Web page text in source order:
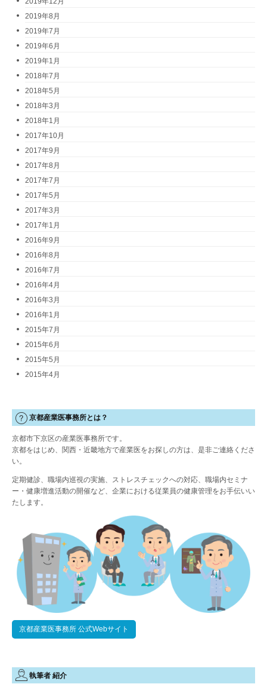
2019年8月
2019年7月
2019年6月
2019年1月
2018年7月
2018年5月
2018年3月
2018年1月
2017年10月
2017年9月
2017年8月
2017年7月
2017年5月
2017年3月
2017年1月
2016年9月
2016年8月
2016年7月
2016年4月
2016年3月
2016年1月
2015年7月
2015年6月
2015年5月
2015年4月
京都産業医事務所とは？
京都市下京区の産業医事務所です。
京都をはじめ、関西・近畿地方で産業医をお探しの方は、是非ご連絡くださ
い。
定期健診、職場内巡視の実施、ストレスチェックへの対応、職場内セミナ
ー・健康増進活動の開催など、企業における従業員の健康管理をお手伝いい
たします。
京都産業医事務所 公式Webサイト
執筆者 紹介